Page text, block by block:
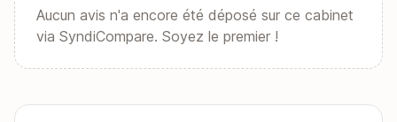
Aucun avis n'a encore été déposé sur ce cabinet
via SyndiCompare. Soyez le premier !